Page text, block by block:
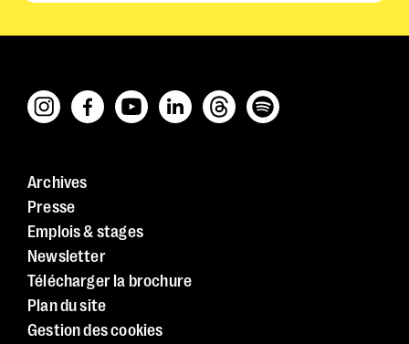
Archives
Presse
Emplois & stages
Newsletter
Télécharger la brochure
Plan du site
Gestion des cookies